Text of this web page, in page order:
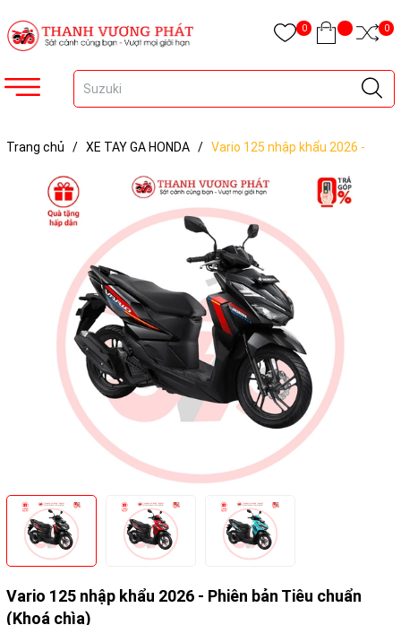
0 0
Trang chủ / XE TAY GA HONDA / Vario 125 nhập khẩu 2026 -
Vario 125 nhập khẩu 2026 - Phiên bản Tiêu chuẩn
(Khoá chìa)